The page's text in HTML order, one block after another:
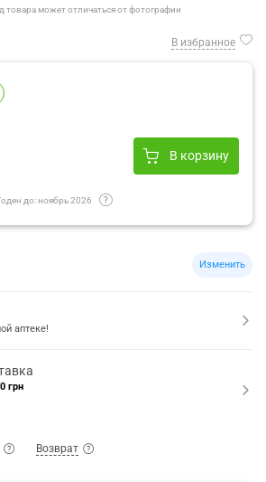
товара может отличаться от фотографии
В избранное
В корзину
до:ноябрь 2026
Изменить
аптеке!
грн
Возврат